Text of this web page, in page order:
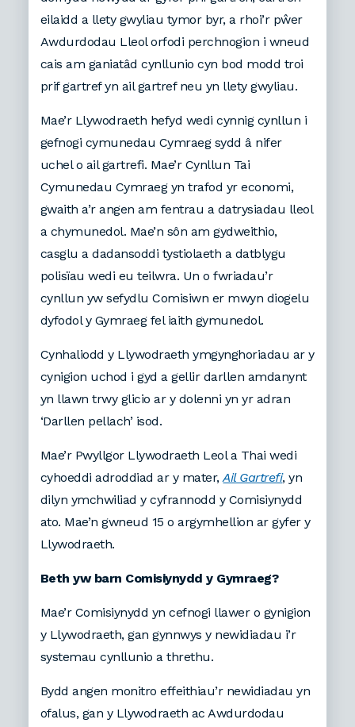
eilaidd a llety gwyliau tymor byr, a rhoi’r pŵer
Awdurdodau Lleol orfodi perchnogion i wneud
cais am ganiatâd cynllunio cyn bod modd troi
prif gartref yn ail gartref neu yn llety gwyliau.
Mae’r Llywodraeth hefyd wedi cynnig cynllun i
gefnogi cymunedau Cymraeg sydd â nifer
uchel o ail gartrefi. Mae’r Cynllun Tai
Cymunedau Cymraeg yn trafod yr economi,
gwaith a’r angen am fentrau a datrysiadau lleol
a chymunedol. Mae’n sôn am gydweithio,
casglu a dadansoddi tystiolaeth a datblygu
polisïau wedi eu teilwra. Un o fwriadau’r
cynllun yw sefydlu Comisiwn er mwyn diogelu
dyfodol y Gymraeg fel iaith gymunedol.
Cynhaliodd y Llywodraeth ymgynghoriadau ar y
cynigion uchod i gyd a gellir darllen amdanynt
yn llawn trwy glicio ar y dolenni yn yr adran
‘Darllen pellach’ isod.
Mae’r Pwyllgor Llywodraeth Leol a Thai wedi
cyhoeddi adroddiad ar y mater,Ail Gartrefi, yn
dilyn ymchwiliad y cyfrannodd y Comisiynydd
ato. Mae’n gwneud 15 o argymhellion ar gyfer y
Llywodraeth.
Beth yw barn Comisiynydd y Gymraeg?
Mae’r Comisiynydd yn cefnogi llawer o gynigion
y Llywodraeth, gan gynnwys y newidiadau i’r
systemau cynllunio a threthu.
Bydd angen monitro effeithiau’r newidiadau yn
ofalus, gan y Llywodraeth ac Awdurdodau